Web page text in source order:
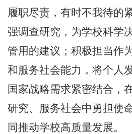
履职尽责，有时不我待的
强调查研究，为学校科学
管用的建议；积极担当作
和服务社会能力，将个人
国家战略需求紧密结合，
研究、服务社会中勇担使
同推动学校高质量发展。